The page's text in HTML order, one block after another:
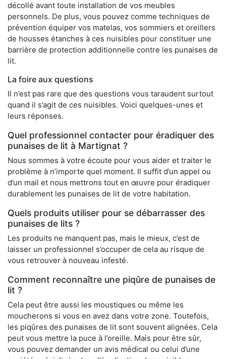
décollé avant toute installation de vos meubles
personnels. De plus, vous pouvez comme techniques de
prévention équiper vos matelas, vos sommiers et oreillers
de housses étanches à ces nuisibles pour constituer une
barrière de protection additionnelle contre les punaises de
lit.
La foire aux questions
Il n’est pas rare que des questions vous taraudent surtout
quand il s’agit de ces nuisibles. Voici quelques-unes et
leurs réponses.
Quel professionnel contacter pour éradiquer des
punaises de lit à Martignat ?
Nous sommes à votre écoute pour vous aider et traiter le
problème à n’importe quel moment. Il suffit d’un appel ou
d’un mail et nous mettrons tout en œuvre pour éradiquer
durablement les punaises de lit de votre habitation.
Quels produits utiliser pour se débarrasser des
punaises de lits ?
Les produits ne manquent pas, mais le mieux, c’est de
laisser un professionnel s’occuper de cela au risque de
vous retrouver à nouveau infesté.
Comment reconnaître une piqûre de punaises de
lit ?
Cela peut être aussi les moustiques ou même les
moucherons si vous en avez dans votre zone. Toutefois,
les piqûres des punaises de lit sont souvent alignées. Cela
peut vous mettre la puce à l’oreille. Mais pour être sûr,
vous pouvez demander un avis médical ou celui d’une